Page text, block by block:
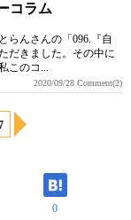
コラム
らんさんの「096.『自
だきました。その中に
このコ...
2020/09/28 Comment(2)
0